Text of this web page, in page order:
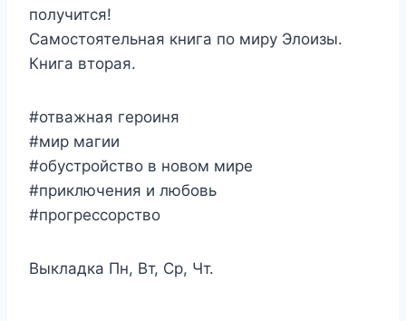
получится!
Самостоятельная книга по миру Элоизы.
Книга вторая.
#отважная героиня
#мир магии
#обустройство в новом мире
#приключения и любовь
#прогрессорство
Выкладка Пн, Вт, Ср, Чт.